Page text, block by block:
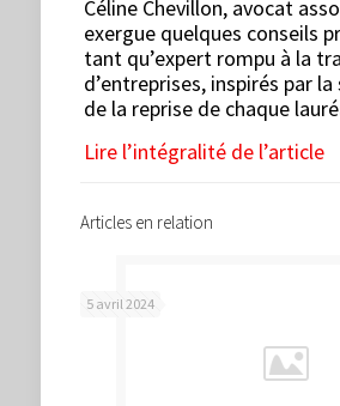
Céline Chevillon, avocat
exergue quelques conseils
tant qu’expert rompu à la
d’entreprises, inspirés par
de la reprise de chaque
Lire l’intégralité de l’article
Articles en relation
5 avril 2024